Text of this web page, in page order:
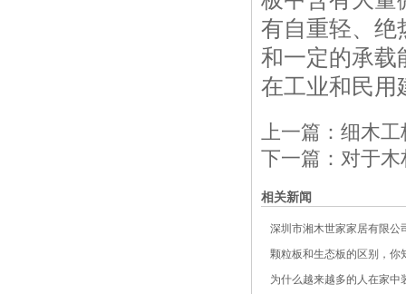
有自重轻、绝
和一定的承载
在工业和民用
上一篇： 细木
下一篇： 对于木
相关新闻
深圳市湘木世家家居有限公
颗粒板和生态板的区别，你
为什么越来越多的人在家中